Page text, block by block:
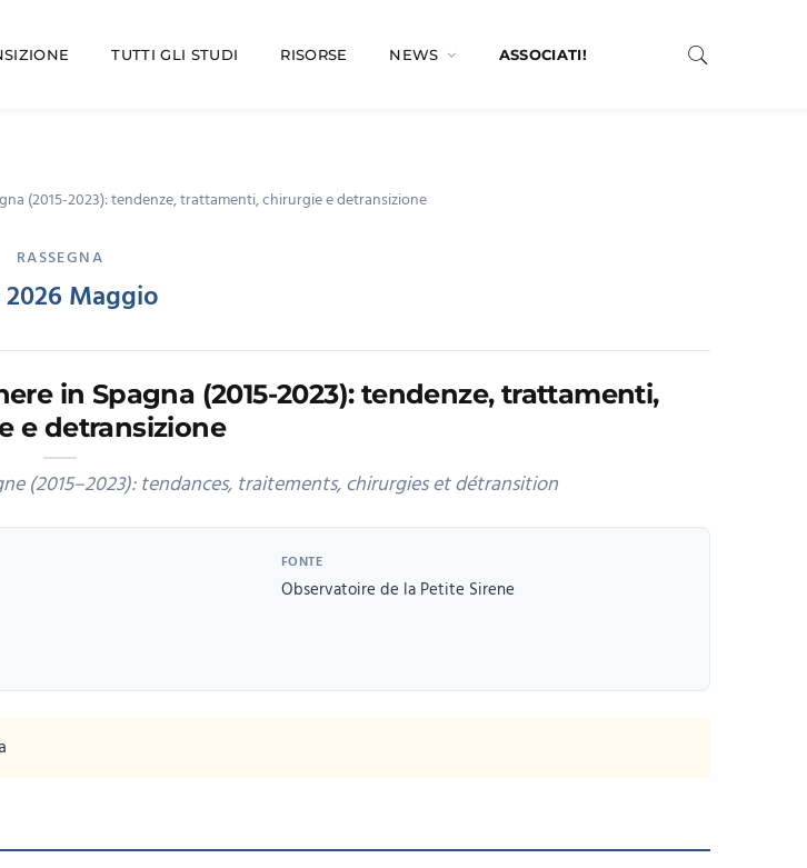
TUTTI GLI STUDI RISORSE NEWS ASSOCIATI!
(2015-2023): tendenze, trattamenti, chirurgie e detransizione
RASSEGNA
2026 Maggio
in Spagna (2015-2023): tendenze, trattamenti,
e detransizione
(2015–2023): tendances, traitements, chirurgies et détransition
FONTE
Observatoire de la Petite Sirene